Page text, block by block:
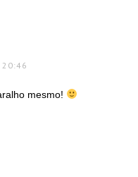
20:46
mesmo!